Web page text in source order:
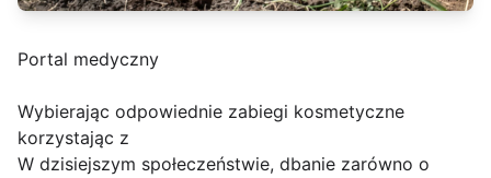
Portal medyczny
Wybierając odpowiednie zabiegi kosmetyczne
korzystając z
W dzisiejszym społeczeństwie, dbanie zarówno o